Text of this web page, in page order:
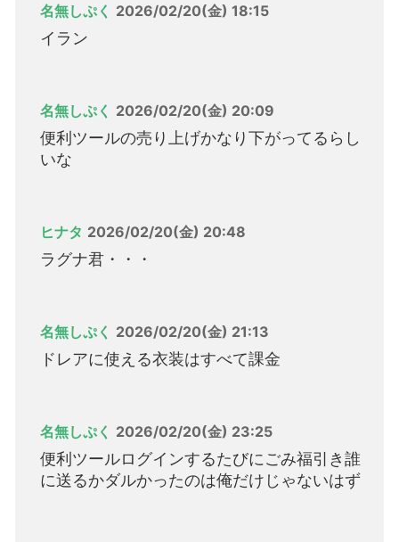
名無しぷく 2026/02/20(金) 18:15
イラン
名無しぷく 2026/02/20(金) 20:09
便利ツールの売り上げかなり下がってるらし
いな
ヒナタ 2026/02/20(金) 20:48
ラグナ君・・・
名無しぷく 2026/02/20(金) 21:13
ドレアに使える衣装はすべて課金
名無しぷく 2026/02/20(金) 23:25
便利ツールログインするたびにごみ福引き誰
に送るかダルかったのは俺だけじゃないはず